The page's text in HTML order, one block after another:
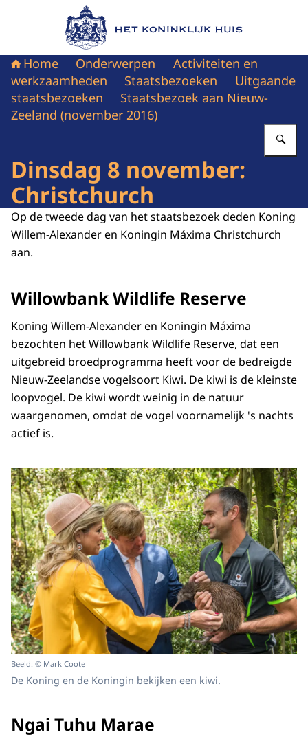
Naar de homepage van Het Koninklijk Huis
Home Onderwerpen
Activiteiten en
werkzaamheden
Staatsbezoeken
Uitgaande
staatsbezoeken
Staatsbezoek aan Nieuw-
Zeeland (november 2016)
Dinsdag 8 november:
Christchurch
Op de tweede dag van het staatsbezoek deden Koning
Willem-Alexander en Koningin Máxima Christchurch
aan.
Willowbank Wildlife Reserve
Koning Willem-Alexander en Koningin Máxima
bezochten het Willowbank Wildlife Reserve, dat een
uitgebreid broedprogramma heeft voor de bedreigde
Nieuw-Zeelandse vogelsoort Kiwi. De kiwi is de kleinste
loopvogel. De kiwi wordt weinig in de natuur
waargenomen, omdat de vogel voornamelijk 's nachts
actief is.
Beeld: © Mark Coote
De Koning en de Koningin bekijken een kiwi.
Ngai Tuhu Marae